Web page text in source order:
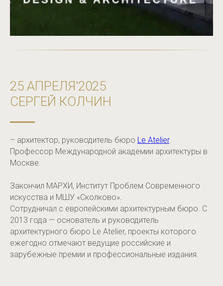
25 АПРЕЛЯ'2025
СЕРГЕЙ КОЛЧИН
– архитектор, руководитель бюро Le Atelier.
Профессор Международной академии архитектуры в
Москве.
Закончил МАРХИ, Институт Проблем Современного
искусства и МШУ «Сколково».
Сотрудничал с европейскими архитектурным бюро. С
2013 года — основатель и руководитель
архитектурного бюро Le Atelier, проекты которого
ежегодно отмечают ведущие российские и
зарубежные премии и профессиональные издания.